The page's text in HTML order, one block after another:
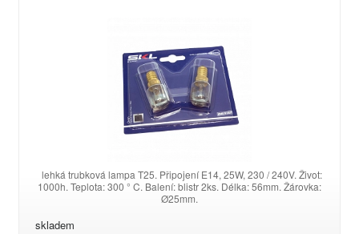
lehká trubková lampa T25. Připojení E14, 25W, 230 / 240V. Život:
1000h. Teplota: 300 ° C. Balení: blistr 2ks. Délka: 56mm. Žárovka:
Ø25mm.
skladem